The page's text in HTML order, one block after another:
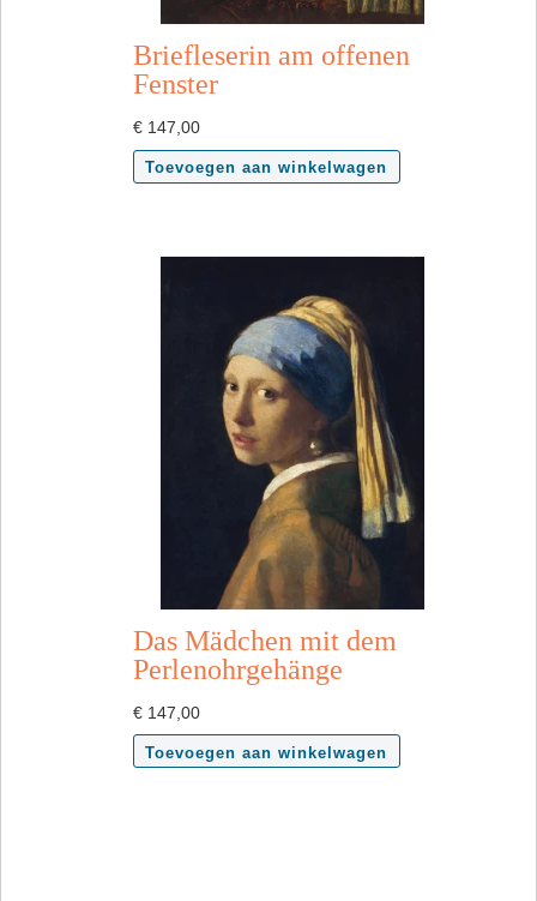
Briefleserin am offenen
Fenster
€147,00
Toevoegen aan winkelwagen
Das Mädchen mit dem
Perlenohrgehänge
€147,00
Toevoegen aan winkelwagen